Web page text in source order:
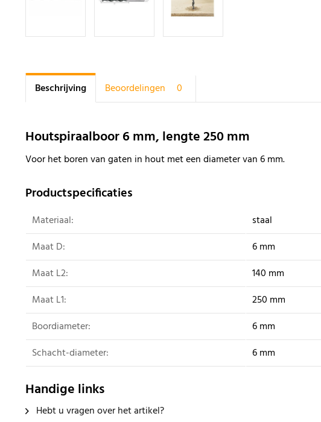
Beschrijving Beoordelingen 0
Houtspiraalboor 6 mm, lengte 250 mm
Voor het boren van gaten in hout met een diameter van 6 mm.
Productspecificaties
Materiaal:
staal
Maat D:
6 mm
Maat L2:
140 mm
Maat L1:
250 mm
Boordiameter:
6 mm
Schacht-diameter:
6 mm
Handige links
Hebt u vragen over het artikel?